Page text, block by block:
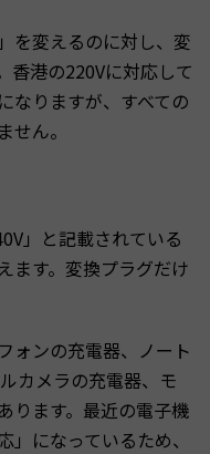
を変えるのに対し、変
香港の220Vに対応して
なりますが、すべての
ん。
」と記載されている
ます。変換プラグだけ
ォンの充電器、ノート
カメラの充電器、モ
ります。最近の電子機
になっているため、